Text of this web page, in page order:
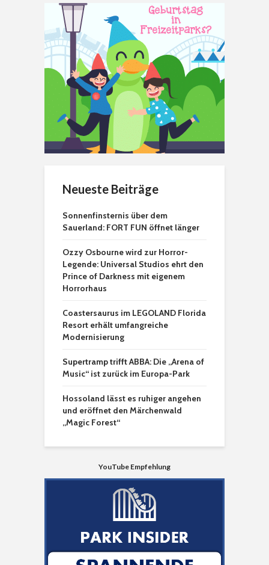
Neueste Beiträge
Sonnenfinsternis über dem
Sauerland: FORT FUN öffnet länger
Ozzy Osbourne wird zur Horror-
Legende: Universal Studios ehrt den
Prince of Darkness mit eigenem
Horrorhaus
Coastersaurus im LEGOLAND Florida
Resort erhält umfangreiche
Modernisierung
Supertramp trifft ABBA: Die „Arena of
Music“ ist zurück im Europa-Park
Hossoland lässt es ruhiger angehen
und eröffnet den Märchenwald
„Magic Forest“
YouTube Empfehlung